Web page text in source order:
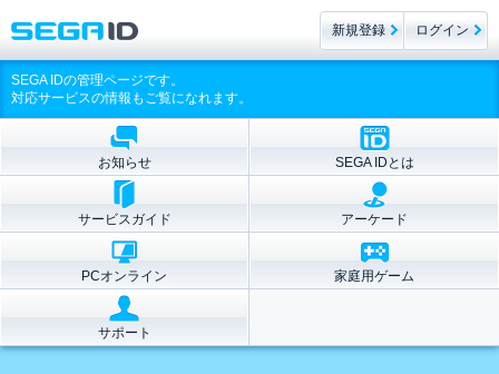
SEGA IDの管理ページです。
対応サービスの情報もご覧になれます。
お知らせ SEGA IDとは
サービスガイド アーケード
PCオンライン 家庭用ゲーム
サポート
新規登録 ログイン